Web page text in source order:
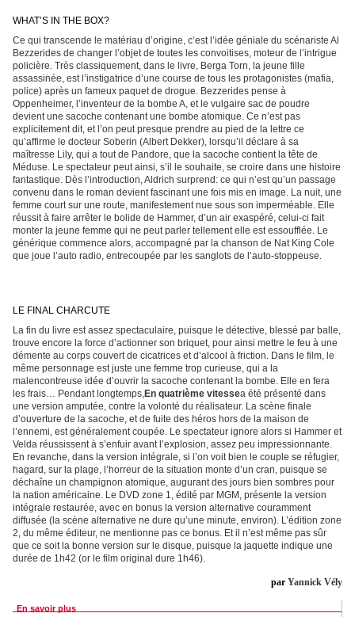
WHAT’S IN THE BOX?
Ce qui transcende le matériau d’origine, c’est l’idée géniale du scénariste Al
Bezzerides de changer l’objet de toutes les convoitises, moteur de l’intrigue
policière. Très classiquement, dans le livre, Berga Torn, la jeune fille
assassinée, est l’instigatrice d’une course de tous les protagonistes (mafia,
police) après un fameux paquet de drogue. Bezzerides pense à
Oppenheimer, l’inventeur de la bombe A, et le vulgaire sac de poudre
devient une sacoche contenant une bombe atomique. Ce n’est pas
explicitement dit, et l’on peut presque prendre au pied de la lettre ce
qu’affirme le docteur Soberin (Albert Dekker), lorsqu’il déclare à sa
maîtresse Lily, qui a tout de Pandore, que la sacoche contient la tête de
Méduse. Le spectateur peut ainsi, s’il le souhaite, se croire dans une histoire
fantastique. Dès l’introduction, Aldrich surprend: ce qui n’est qu’un passage
convenu dans le roman devient fascinant une fois mis en image. La nuit, une
femme court sur une route, manifestement nue sous son imperméable. Elle
réussit à faire arrêter le bolide de Hammer, d’un air exaspéré, celui-ci fait
monter la jeune femme qui ne peut parler tellement elle est essoufflée. Le
générique commence alors, accompagné par la chanson de Nat King Cole
que joue l’auto radio, entrecoupée par les sanglots de l’auto-stoppeuse.
LE FINAL CHARCUTE
La fin du livre est assez spectaculaire, puisque le détective, blessé par balle,
trouve encore la force d’actionner son briquet, pour ainsi mettre le feu à une
démente au corps couvert de cicatrices et d’alcool à friction. Dans le film, le
même personnage est juste une femme trop curieuse, qui a la
malencontreuse idée d’ouvrir la sacoche contenant la bombe. Elle en fera
les frais… Pendant longtemps,En quatrième vitessea été présenté dans
une version amputée, contre la volonté du réalisateur. La scène finale
d’ouverture de la sacoche, et de fuite des héros hors de la maison de
l’ennemi, est généralement coupée. Le spectateur ignore alors si Hammer et
Velda réussissent à s’enfuir avant l’explosion, assez peu impressionnante.
En revanche, dans la version intégrale, si l’on voit bien le couple se réfugier,
hagard, sur la plage, l’horreur de la situation monte d’un cran, puisque se
déchaîne un champignon atomique, augurant des jours bien sombres pour
la nation américaine. Le DVD zone 1, édité par MGM, présente la version
intégrale restaurée, avec en bonus la version alternative couramment
diffusée (la scène alternative ne dure qu’une minute, environ). L’édition zone
2, du même éditeur, ne mentionne pas ce bonus. Et il n’est même pas sûr
que ce soit la bonne version sur le disque, puisque la jaquette indique une
durée de 1h42 (or le film original dure 1h46).
par Yannick Vély
En savoir plus